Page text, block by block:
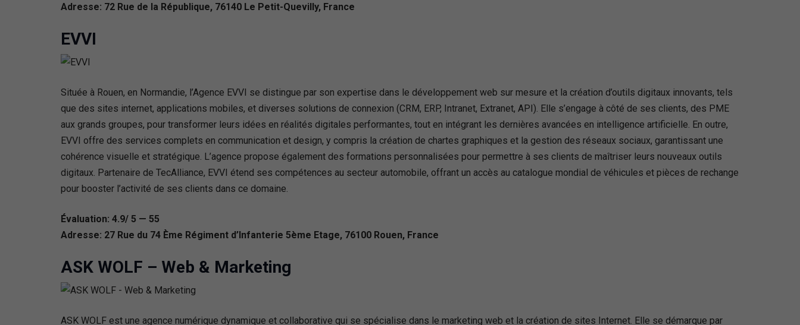
Adresse: 72 Rue de la République, 76140 Le Petit-Quevilly, France
EVVI
Située à Rouen, en Normandie, l’Agence EVVI se distingue par son expertise dans le développement web sur mesure et la création d’outils digitaux innovants, tels
que des sites internet, applications mobiles, et diverses solutions de connexion (CRM, ERP, Intranet, Extranet, API). Elle s’engage à côté de ses clients, des PME
aux grands groupes, pour transformer leurs idées en réalités digitales performantes, tout en intégrant les dernières avancées en intelligence artificielle. En outre,
EVVI offre des services complets en communication et design, y compris la création de chartes graphiques et la gestion des réseaux sociaux, garantissant une
cohérence visuelle et stratégique. L’agence propose également des formations personnalisées pour permettre à ses clients de maîtriser leurs nouveaux outils
digitaux. Partenaire de TecAlliance, EVVI étend ses compétences au secteur automobile, offrant un accès au catalogue mondial de véhicules et pièces de rechange
pour booster l’activité de ses clients dans ce domaine.
Évaluation: 4.9/ 5 — 55
Adresse: 27 Rue du 74 Ème Régiment d’Infanterie 5ème Etage, 76100 Rouen, France
ASK WOLF – Web & Marketing
ASK WOLF est une agence numérique dynamique et collaborative qui se spécialise dans le marketing web et la création de sites Internet. Elle se démarque par